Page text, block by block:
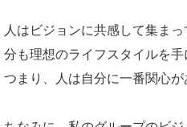
人はビジョンに共感して集ま
分も理想のライフスタイルを手
つまり、人は自分に一番関心が